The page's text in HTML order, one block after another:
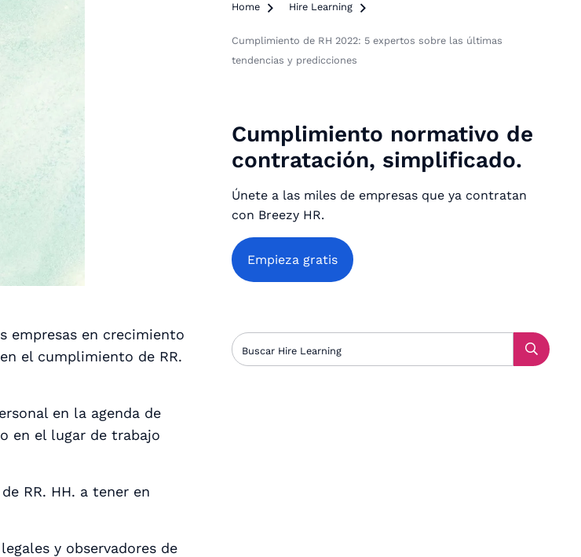
empresas en crecimiento
el cumplimiento de RR.
en la agenda de
en el lugar de trabajo
RR. HH. a tener en
y observadores de
Home  Hire Learning 
Cumplimiento de RH 2022: 5 expertos sobre las últimas
tendencias y predicciones
Cumplimiento normativo de
contratación, simplificado.
Únete a las miles de empresas que ya contratan
con Breezy HR.
Empieza gratis